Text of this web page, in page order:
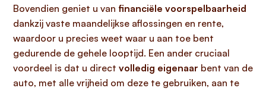
Bovendien geniet u van financiële voorspelbaarheid
dankzij vaste maandelijkse aflossingen en rente,
waardoor u precies weet waar u aan toe bent
gedurende de gehele looptijd. Een ander cruciaal
voordeel is dat u direct volledig eigenaar bent van de
auto, met alle vrijheid om deze te gebruiken, aan te